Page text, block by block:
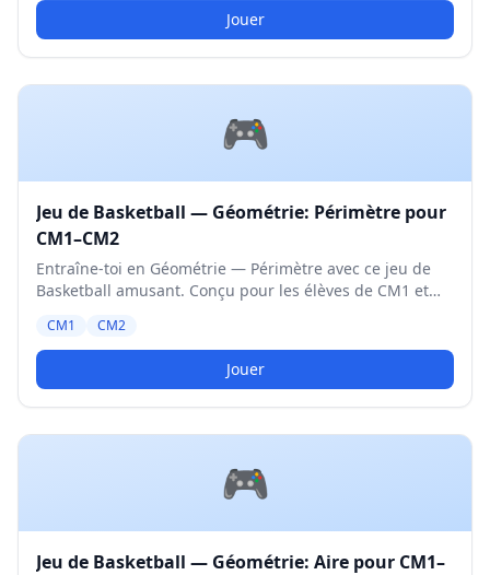
Jouer
🎮
Jeu de Basketball — Géométrie: Périmètre pour
CM1–CM2
Entraîne-toi en Géométrie — Périmètre avec ce jeu de
Basketball amusant. Conçu pour les élèves de CM1 et
CM1 CM2
Jouer
🎮
Jeu de Basketball — Géométrie: Aire pour CM1–